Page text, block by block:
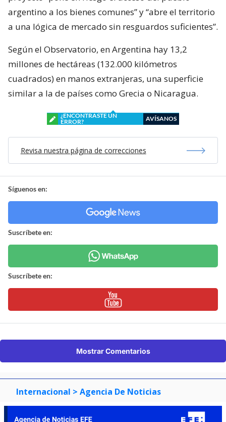
argentino a los bienes comunes” y “abre el territorio
a una lógica de mercado sin resguardos suficientes”.
Según el Observatorio, en Argentina hay 13,2
millones de hectáreas (132.000 kilómetros
cuadrados) en manos extranjeras, una superficie
similar a la de países como Grecia o Nicaragua.
¿ENCONTRASTE UN
ERROR?
AVÍSANOS
Revisa nuestra página de correcciones
Síguenos en:
Suscríbete en:
Suscríbete en:
Mostrar Comentarios
Internacional > Agencia De Noticias